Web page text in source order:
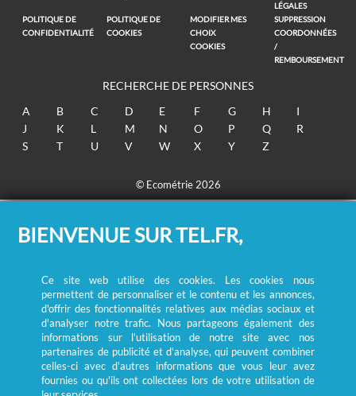
LÉGALES
POLITIQUE DE
CONFIDENTIALITÉ
POLITIQUE DE
COOKIES
MODIFIER MES
CHOIX
COOKIES
SUPPRESSION
COORDONNÉES
/
REMBOURSEMENT
RECHERCHE DE PERSONNES
A
B C D E F G H
I
J
K L M N O P Q
R
S
T U V W X Y Z
© Ecométrie 2026
BIENVENUE SUR TEL.FR,
Ce site web utilise des cookies. Les cookies nous
permettent de personnaliser et le contenu et les annonces,
d'offrir des fonctionnalités relatives aux médias sociaux et
d'analyser notre trafic. Nous partageons également des
informations sur l'utilisation de notre site avec nos
partenaires de publicité et d'analyse, qui peuvent combiner
celles-ci avec d'autres informations que vous leur avez
fournies ou qu'ils ont collectées lors de votre utilisation de